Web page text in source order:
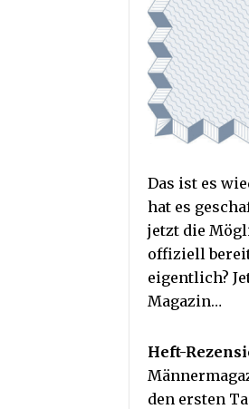
Das ist es
hat es
jetzt die
offiziell
eigentlich?
Magazin…
Heft-
den ersten